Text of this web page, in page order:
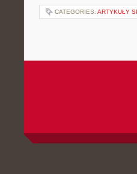
CATEGORIES: ARTYKUŁY